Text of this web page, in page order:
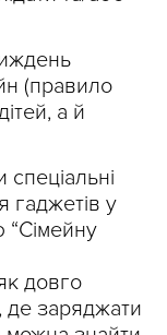
(правило
а й
спеціальні
гаджетів у
“Сімейну
довго
де заряджати